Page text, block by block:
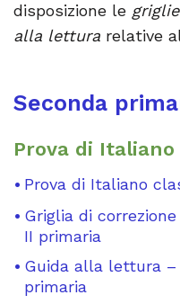
disposizione le
alla lettura relative
Seconda
Prova di Italiano
Prova di Italiano
Griglia di
II primaria
Guida alla lettura –
primaria